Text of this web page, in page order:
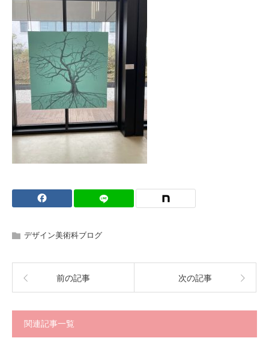
デザイン美術科ブログ
前の記事 次の記事
関連記事一覧